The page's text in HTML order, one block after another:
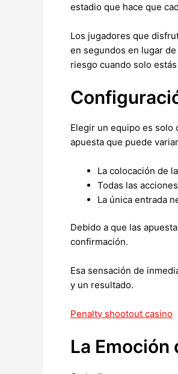
estadio que hace que
Los jugadores que
en segundos en lugar
riesgo cuando solo
Elegir un equipo es
apuesta que puede
La colocación de
Todas las
La única entrada
Debido a que las
confirmación.
Esa sensación de
y un resultado.
Penalty shootout casino
La Emoción